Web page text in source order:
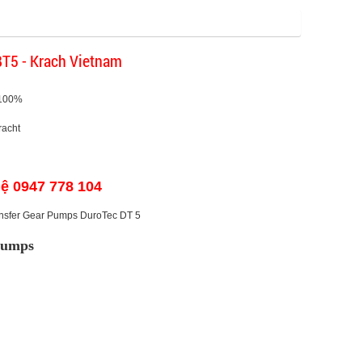
- Krach Vietnam
0947 778 104
Gear Pumps DuroTec DT 5